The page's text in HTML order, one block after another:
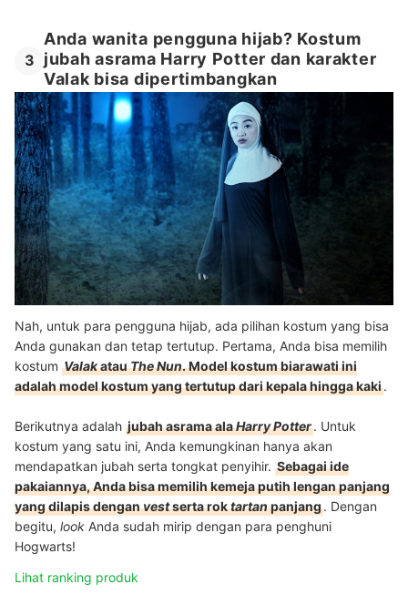
3
Anda wanita pengguna hijab? Kostum
jubah asrama Harry Potter dan karakter
Valak bisa dipertimbangkan
Nah, untuk para pengguna hijab, ada pilihan kostum yang bisa
Anda gunakan dan tetap tertutup. Pertama, Anda bisa memilih
kostum ValakatauThe Nun. Model kostum biarawati ini
adalah model kostum yang tertutup dari kepala hingga kaki.
Berikutnya adalah jubah asrama alaHarry Potter. Untuk
kostum yang satu ini, Anda kemungkinan hanya akan
mendapatkan jubah serta tongkat penyihir. Sebagai ide
pakaiannya, Anda bisa memilih kemeja putih lengan panjang
yang dilapis denganvestserta roktartanpanjang. Dengan
begitu, look Anda sudah mirip dengan para penghuni
Hogwarts!
Lihat ranking produk